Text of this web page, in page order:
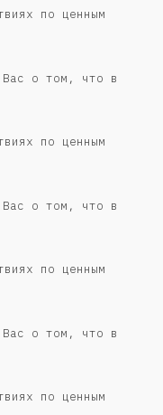
по ценным
Вас о том, что в
по ценным
Вас о том, что в
по ценным
Вас о том, что в
по ценным